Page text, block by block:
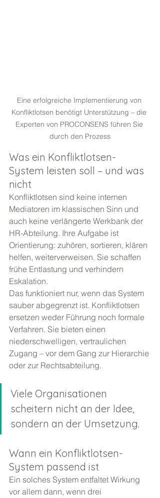
Eine erfolgreiche Implementierung von
Konfliktlotsen benötigt Unterstützung – die
Experten von PROCONSENS führen Sie
durch den Prozess
Was ein Konfliktlotsen-
System leisten soll – und was
nicht
Konfliktlotsen sind keine internen
Mediatoren im klassischen Sinn und
auch keine verlängerte Werkbank der
HR-Abteilung. Ihre Aufgabe ist
Orientierung: zuhören, sortieren, klären
helfen, weiterverweisen. Sie schaffen
frühe Entlastung und verhindern
Eskalation.
Das funktioniert nur, wenn das System
sauber abgegrenzt ist. Konfliktlotsen
ersetzen weder Führung noch formale
Verfahren. Sie bieten einen
niederschwelligen, vertraulichen
Zugang – vor dem Gang zur Hierarchie
oder zur Rechtsabteilung.
Viele Organisationen
scheitern nicht an der Idee,
sondern an der Umsetzung.
Wann ein Konfliktlotsen-
System passend ist
Ein solches System entfaltet Wirkung
vor allem dann, wenn drei